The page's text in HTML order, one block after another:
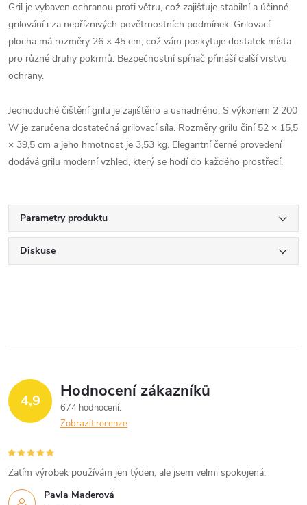
Gril je vybaven ochranou proti větru, což zajišťuje stabilní a účinné
grilování i za nepříznivých povětrnostních podmínek. Grilovací
plocha má rozměry 26 × 45 cm, což vám poskytuje dostatek místa
pro různé druhy pokrmů. Bezpečnostní spínač přináší další vrstvu
ochrany.
Jednoduché čištění grilu je zajištěno a usnadněno. S výkonem 2 200
W je zaručena dostatečná grilovací síla. Rozměry grilu činí 52 × 15,5
× 39,5 cm a jeho hmotnost je 3,53 kg. Elegantní černé provedení
dodává grilu moderní vzhled, který se hodí do každého prostředí.
Parametry produktu
Diskuse
4,9 Hodnocení zákazníků
674 hodnocení
Zobrazit recenze
Pavla Maderová
Zatím výrobek používám jen týden, ale jsem velmi spokojená.